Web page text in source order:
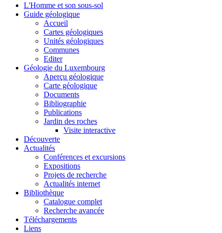
L'Homme et son sous-sol
Guide géologique
Accueil
Cartes géologiques
Unités géologiques
Communes
Editer
Géologie du Luxembourg
Aperçu géologique
Carte géologique
Documents
Bibliographie
Publications
Jardin des roches
Visite interactive
Découverte
Actualités
Conférences et excursions
Expositions
Projets de recherche
Actualités internet
Bibliothèque
Catalogue complet
Recherche avancée
Téléchargements
Liens